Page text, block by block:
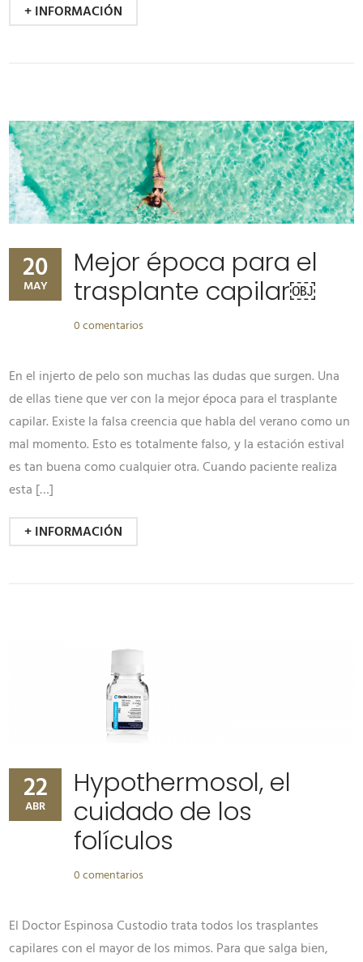
+ INFORMACIÓN
20
MAY
Mejor época para el
trasplante capilar￼
0 comentarios
En el injerto de pelo son muchas las dudas que surgen. Una
de ellas tiene que ver con la mejor época para el trasplante
capilar. Existe la falsa creencia que habla del verano como un
mal momento. Esto es totalmente falso, y la estación estival
es tan buena como cualquier otra. Cuando paciente realiza
esta […]
+ INFORMACIÓN
22
ABR
Hypothermosol, el
cuidado de los
folículos
0 comentarios
El Doctor Espinosa Custodio trata todos los trasplantes
capilares con el mayor de los mimos. Para que salga bien,